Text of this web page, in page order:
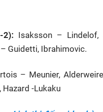
2): Isaksson – Lindelof,
Guidetti, Ibrahimovic.
– Meunier,
Hazard -Lukaku